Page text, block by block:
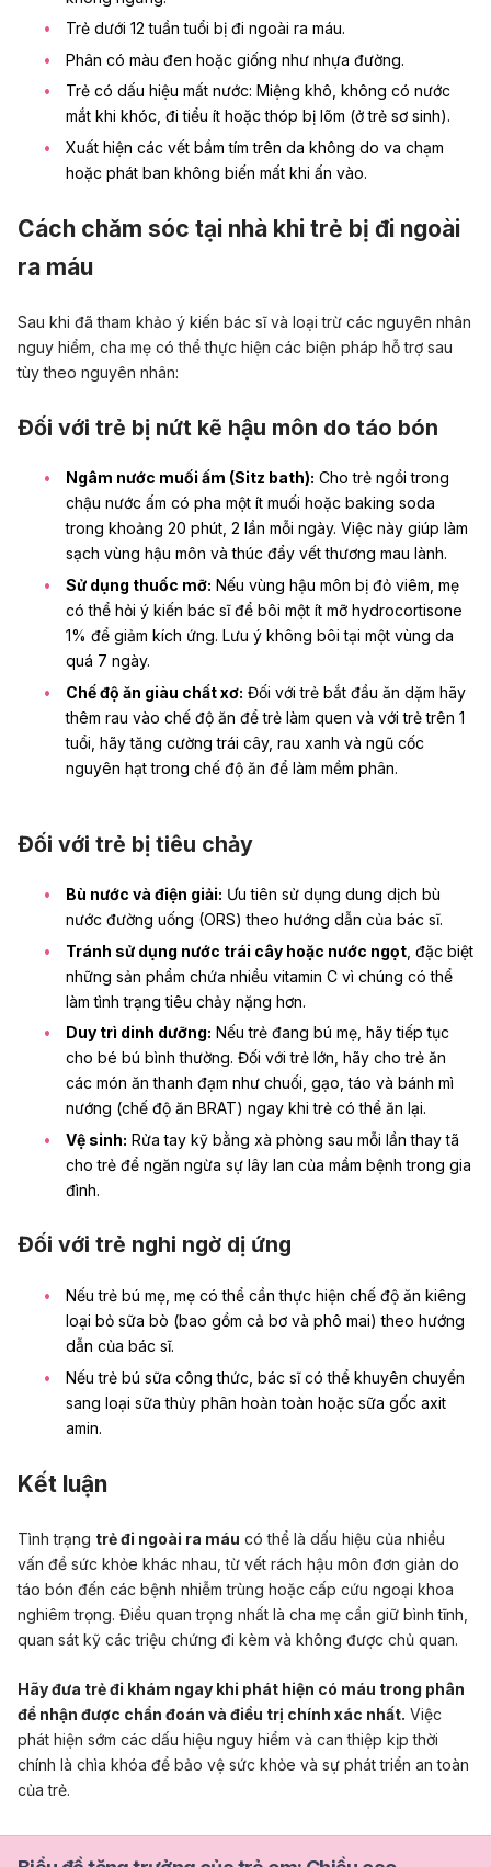
Trẻ dưới 12 tuần tuổi bị đi ngoài ra máu.
Phân có màu đen hoặc giống như nhựa đường.
Trẻ có dấu hiệu mất nước: Miệng khô, không có nước
mắt khi khóc, đi tiểu ít hoặc thóp bị lõm (ở trẻ sơ sinh).
Xuất hiện các vết bầm tím trên da không do va chạm
hoặc phát ban không biến mất khi ấn vào.
Cách chăm sóc tại nhà khi trẻ bị đi ngoài
ra máu
Sau khi đã tham khảo ý kiến bác sĩ và loại trừ các nguyên nhân
nguy hiểm, cha mẹ có thể thực hiện các biện pháp hỗ trợ sau
tùy theo nguyên nhân:
Đối với trẻ bị nứt kẽ hậu môn do táo bón
Ngâm nước muối ấm (Sitz bath): Cho trẻ ngồi trong
chậu nước ấm có pha một ít muối hoặc baking soda
trong khoảng 20 phút, 2 lần mỗi ngày. Việc này giúp làm
sạch vùng hậu môn và thúc đẩy vết thương mau lành.
Sử dụng thuốc mỡ: Nếu vùng hậu môn bị đỏ viêm, mẹ
có thể hỏi ý kiến bác sĩ để bôi một ít mỡ hydrocortisone
1% để giảm kích ứng. Lưu ý không bôi tại một vùng da
quá 7 ngày.
Chế độ ăn giàu chất xơ: Đối với trẻ bắt đầu ăn dặm hãy
thêm rau vào chế độ ăn để trẻ làm quen và với trẻ trên 1
tuổi, hãy tăng cường trái cây, rau xanh và ngũ cốc
nguyên hạt trong chế độ ăn để làm mềm phân.
Đối với trẻ bị tiêu chảy
Bù nước và điện giải: Ưu tiên sử dụng dung dịch bù
nước đường uống (ORS) theo hướng dẫn của bác sĩ.
Tránh sử dụng nước trái cây hoặc nước ngọt , đặc biệt
những sản phẩm chứa nhiều vitamin C vì chúng có thể
làm tình trạng tiêu chảy nặng hơn.
Duy trì dinh dưỡng: Nếu trẻ đang bú mẹ, hãy tiếp tục
cho bé bú bình thường. Đối với trẻ lớn, hãy cho trẻ ăn
các món ăn thanh đạm như chuối, gạo, táo và bánh mì
nướng (chế độ ăn BRAT) ngay khi trẻ có thể ăn lại.
Vệ sinh: Rửa tay kỹ bằng xà phòng sau mỗi lần thay tã
cho trẻ để ngăn ngừa sự lây lan của mầm bệnh trong gia
đình.
Đối với trẻ nghi ngờ dị ứng
Nếu trẻ bú mẹ, mẹ có thể cần thực hiện chế độ ăn kiêng
loại bỏ sữa bò (bao gồm cả bơ và phô mai) theo hướng
dẫn của bác sĩ.
Nếu trẻ bú sữa công thức, bác sĩ có thể khuyên chuyển
sang loại sữa thủy phân hoàn toàn hoặc sữa gốc axit
amin.
Kết luận
Tình trạng trẻ đi ngoài ra máu có thể là dấu hiệu của nhiều
vấn đề sức khỏe khác nhau, từ vết rách hậu môn đơn giản do
táo bón đến các bệnh nhiễm trùng hoặc cấp cứu ngoại khoa
nghiêm trọng. Điều quan trọng nhất là cha mẹ cần giữ bình tĩnh,
quan sát kỹ các triệu chứng đi kèm và không được chủ quan.
Hãy đưa trẻ đi khám ngay khi phát hiện có máu trong phân
để nhận được chẩn đoán và điều trị chính xác nhất. Việc
phát hiện sớm các dấu hiệu nguy hiểm và can thiệp kịp thời
chính là chìa khóa để bảo vệ sức khỏe và sự phát triển an toàn
của trẻ.